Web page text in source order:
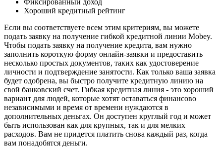
Хороший кредитный рейтинг
Если вы соответствуете всем этим критериям, вы можете
подать заявку на получение гибкой кредитной линии Mobey.
Чтобы подать заявку на получение кредита, вам нужно
заполнить короткую форму онлайн-заявки и предоставить
несколько простых документов, таких как удостоверение
личности и подтверждение занятости. Как только ваша заявка
будет одобрена, вы быстро получите кредитную линию на
свой банковский счет. Гибкая кредитная линия - это хороший
вариант для людей, которые хотят оставаться финансово
независимыми и время от времени нуждаются в
дополнительных деньгах. Он доступен круглый год и может
быть использован как для крупных, так и для мелких
расходов. Вам не придется платить снова каждый раз, когда
вам понадобятся деньги.